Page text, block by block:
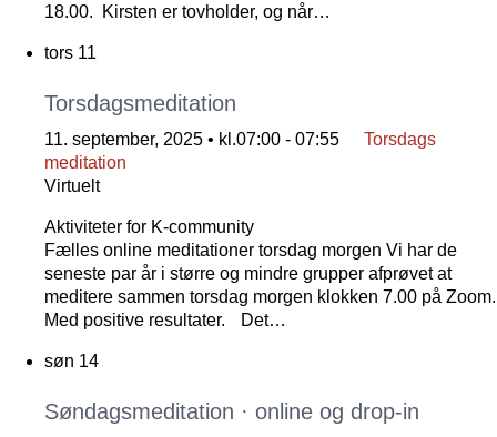
18.00. Kirsten er tovholder, og når…
tors 11
Torsdagsmeditation
11. september, 2025 • kl.07:00 - 07:55
Torsdags
meditation
Virtuelt
Aktiviteter for K-community
Fælles online meditationer torsdag morgen Vi har de
seneste par år i større og mindre grupper afprøvet at
meditere sammen torsdag morgen klokken 7.00 på Zoom.
Med positive resultater. Det…
søn 14
Søndagsmeditation · online og drop-in